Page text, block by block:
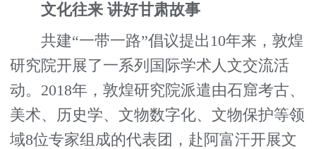
文化往来 讲好甘肃故事
共建“一带一路”倡议提出10年来，敦煌
研究院开展了一系列国际学术人文交流活
动。2018年，敦煌研究院派遣由石窟考古、
美术、历史学、文物数字化、文物保护等领
域8位专家组成的代表团，赴阿富汗开展文